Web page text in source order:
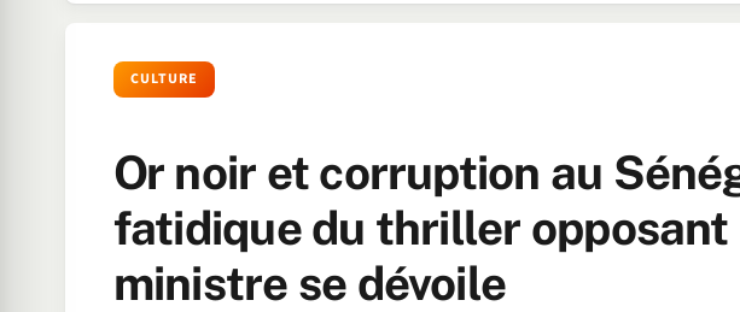
CULTURE
Or noir et corruption au
fatidique du thriller opposant
ministre se dévoile